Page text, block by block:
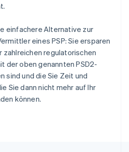
einfachere Alternative zur
eines PSP: Sie ersparen
zahlreichen regulatorischen
der oben genannten PSD2-
sind und die Sie Zeit und
Sie dann nicht mehr auf Ihr
können.